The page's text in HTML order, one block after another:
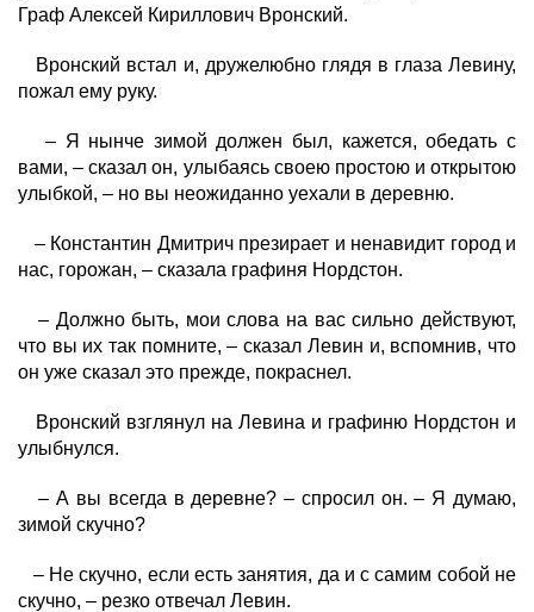
Граф Алексей Кириллович Вронский.
Вронский встал и, дружелюбно глядя в глаза Левину,
пожал ему руку.
– Я нынче зимой должен был, кажется, обедать с
вами, – сказал он, улыбаясь своею простою и открытою
улыбкой, – но вы неожиданно уехали в деревню.
– Константин Дмитрич презирает и ненавидит город и
нас, горожан, – сказала графиня Нордстон.
– Должно быть, мои слова на вас сильно действуют,
что вы их так помните, – сказал Левин и, вспомнив, что
он уже сказал это прежде, покраснел.
Вронский взглянул на Левина и графиню Нордстон и
улыбнулся.
– А вы всегда в деревне? – спросил он. – Я думаю,
зимой скучно?
– Не скучно, если есть занятия, да и с самим собой не
скучно, – резко отвечал Левин.